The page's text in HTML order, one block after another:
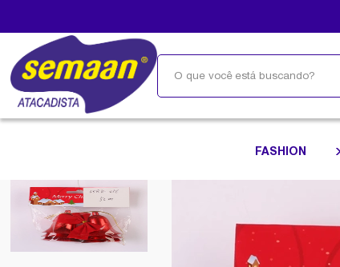
FASHION